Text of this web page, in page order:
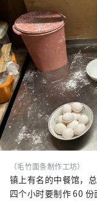
（毛竹面条制作工坊）
镇上有名的中餐馆，
四个小时要制作 60 份